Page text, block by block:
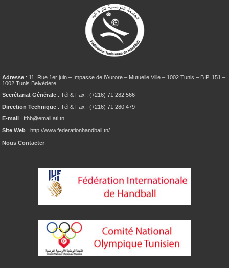
Adresse : 11, Rue 1er juin – Impasse de l’Aurore – Mutuelle Ville – 1002 Tunis – B.P. 151 –
1002 Tunis Belvédère
Secrétariat Générale : Tél & Fax : (+216) 71 282 566
Direction Technique : Tél & Fax : (+216) 71 280 479
E-mail : fthb@email.ati.tn
Site Web : http://www.federationhandball.tn/
Nous Contacter